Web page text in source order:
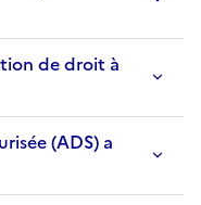
de droit à
(ADS) a